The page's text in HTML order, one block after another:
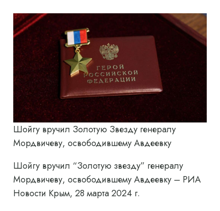
Шойгу вручил Золотую Звезду генералу
Мордвичеву, освободившему Авдеевку
Шойгу вручил “Золотую звезду” генералу
Мордвичеву, освободившему Авдеевку – РИА
Новости Крым, 28 марта 2024 г.